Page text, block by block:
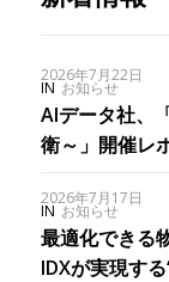
2026年7月22日
IN お知らせ
AIデータ社、
衛～」開催レ
2026年7月17日
IN お知らせ
最適化できる
IDXが実現す